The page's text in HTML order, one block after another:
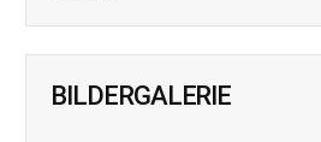
BILDERGALERIE